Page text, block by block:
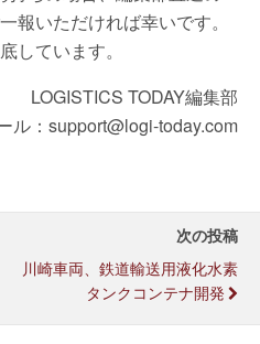
報いただければ幸いです。
しています。
LOGISTICS TODAY編集部
ル：support@logi-today.com
次の投稿
川崎車両、鉄道輸送用液化水素
タンクコンテナ開発